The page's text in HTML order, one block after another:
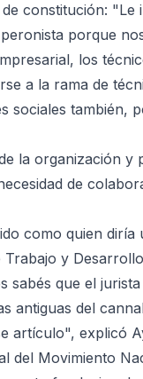
constitución:
porque
los
a la rama de
sociales
la organización
de
como quien
y
sabés que el
antiguas del
artículo", explicó
del Movimiento